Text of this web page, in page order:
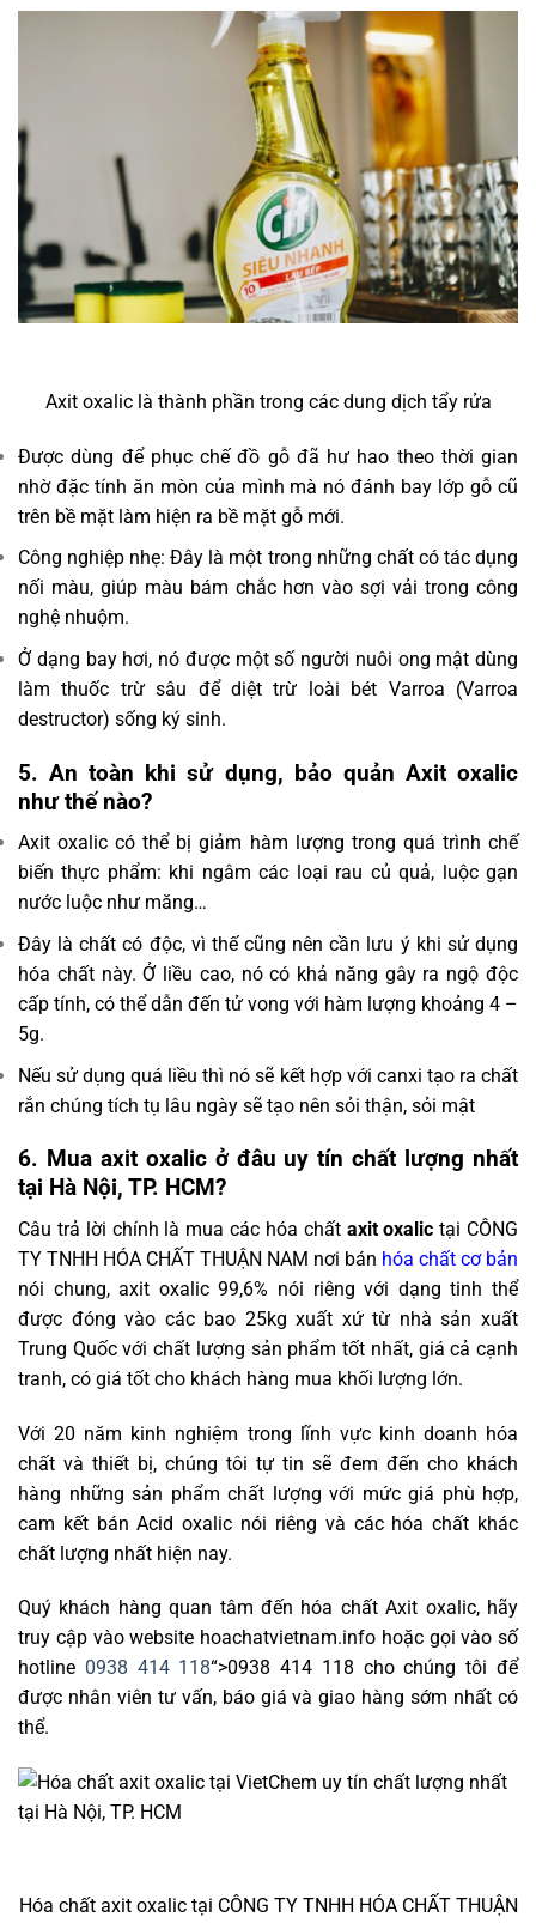
Axit oxalic là thành phần trong các dung dịch tẩy rửa
Được dùng để phục chế đồ gỗ đã hư hao theo thời gian
nhờ đặc tính ăn mòn của mình mà nó đánh bay lớp gỗ cũ
trên bề mặt làm hiện ra bề mặt gỗ mới.
Công nghiệp nhẹ: Đây là một trong những chất có tác dụng
nối màu, giúp màu bám chắc hơn vào sợi vải trong công
nghệ nhuộm.
Ở dạng bay hơi, nó được một số người nuôi ong mật dùng
làm thuốc trừ sâu để diệt trừ loài bét Varroa (Varroa
destructor) sống ký sinh.
5. An toàn khi sử dụng, bảo quản Axit oxalic
như thế nào?
Axit oxalic có thể bị giảm hàm lượng trong quá trình chế
biến thực phẩm: khi ngâm các loại rau củ quả, luộc gạn
nước luộc như măng…
Đây là chất có độc, vì thế cũng nên cần lưu ý khi sử dụng
hóa chất này. Ở liều cao, nó có khả năng gây ra ngộ độc
cấp tính, có thể dẫn đến tử vong với hàm lượng khoảng 4 –
5g.
Nếu sử dụng quá liều thì nó sẽ kết hợp với canxi tạo ra chất
rắn chúng tích tụ lâu ngày sẽ tạo nên sỏi thận, sỏi mật
6. Mua axit oxalic ở đâu uy tín chất lượng nhất
tại Hà Nội, TP. HCM?
Câu trả lời chính là mua các hóa chất axit oxalic tại CÔNG
TY TNHH HÓA CHẤT THUẬN NAM nơi bán hóa chất cơ bản
nói chung, axit oxalic 99,6% nói riêng với dạng tinh thể
được đóng vào các bao 25kg xuất xứ từ nhà sản xuất
Trung Quốc với chất lượng sản phẩm tốt nhất, giá cả cạnh
tranh, có giá tốt cho khách hàng mua khối lượng lớn.
Với 20 năm kinh nghiệm trong lĩnh vực kinh doanh hóa
chất và thiết bị, chúng tôi tự tin sẽ đem đến cho khách
hàng những sản phẩm chất lượng với mức giá phù hợp,
cam kết bán Acid oxalic nói riêng và các hóa chất khác
chất lượng nhất hiện nay.
Quý khách hàng quan tâm đến hóa chất Axit oxalic, hãy
truy cập vào website hoachatvietnam.info hoặc gọi vào số
hotline 0938 414 118“>0938 414 118 cho chúng tôi để
được nhân viên tư vấn, báo giá và giao hàng sớm nhất có
thể.
Hóa chất axit oxalic tại CÔNG TY TNHH HÓA CHẤT THUẬN